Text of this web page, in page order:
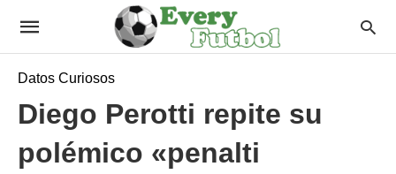
Datos Curiosos
Diego Perotti repite su
polémico «penalti